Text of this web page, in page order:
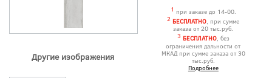
Другие изображения
1 при заказе до 14-00.
2 БЕСПЛАТНО, при сумме
заказа от 20 тыс.руб.
3 БЕСПЛАТНО, без
ограничения дальности от
МКАД при сумме заказа от 30
тыс.руб.
Подробнее